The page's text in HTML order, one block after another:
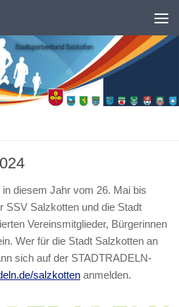
diesem Jahr vom 26. Mai bis
SSV Salzkotten und die Stadt
Vereinsmitglieder, Bürgerinnen
Wer für die Stadt Salzkotten an
sich auf der STADTRADELN-
salzkotten anmelden.